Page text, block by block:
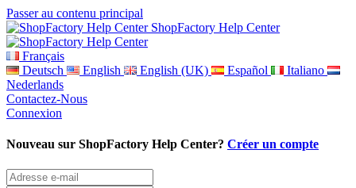
Passer au contenu principal
ShopFactory Help Center
Français
Deutsch
English English (UK) Español
Italiano
Nederlands
Contactez-Nous
Connexion
Nouveau sur ShopFactory Help Center? Créer un compte